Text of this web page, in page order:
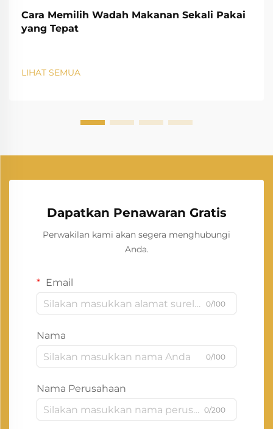
Cara Memilih Wadah Makanan Sekali Pakai
yang Tepat
LIHAT SEMUA
Dapatkan Penawaran Gratis
Perwakilan kami akan segera menghubungi
Anda.
Email
0/100
Nama
0/100
Nama Perusahaan
0/200